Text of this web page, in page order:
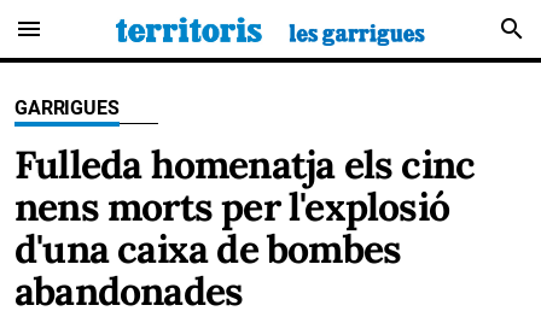
menu search
GARRIGUES
Fulleda homenatja els cinc
nens morts per l'explosió
d'una caixa de bombes
abandonades